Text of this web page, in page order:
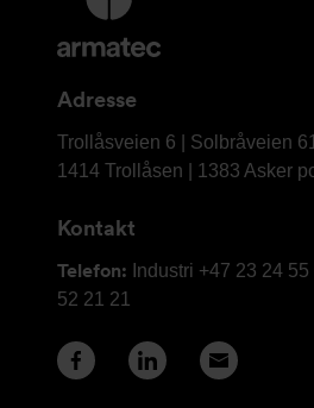
informasjon
og
Adresse
Armatec
AS
Trollåsveien 6 | Solbråveien 61
1414 Trollåsen | 1383 Asker
Kontakt
Telefon: Industri +47 23 24
52 21 21